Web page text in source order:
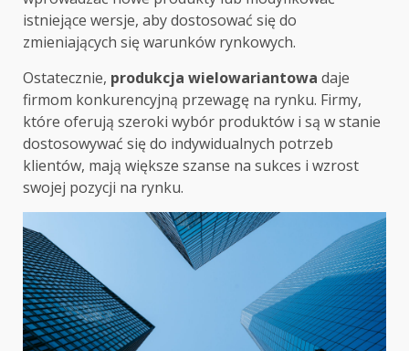
istniejące wersje, aby dostosować się do
zmieniających się warunków rynkowych.
Ostatecznie, produkcja wielowariantowa daje
firmom konkurencyjną przewagę na rynku. Firmy,
które oferują szeroki wybór produktów i są w stanie
dostosowywać się do indywidualnych potrzeb
klientów, mają większe szanse na sukces i wzrost
swojej pozycji na rynku.